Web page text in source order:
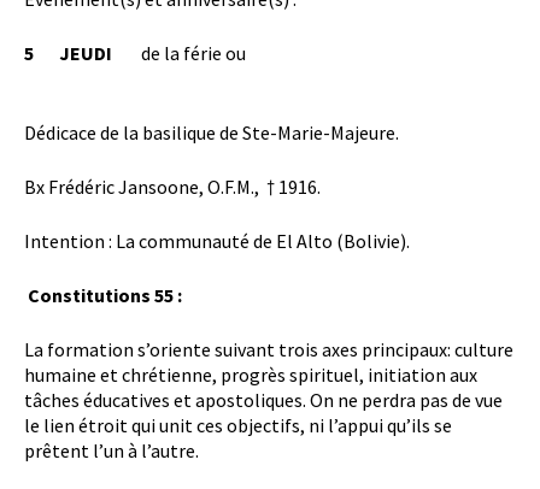
5 JEUDI de la férie ou
Dédicace de la basilique de Ste-Marie-Majeure.
Bx Frédéric Jansoone, O.F.M., † 1916.
Intention : La communauté de El Alto (Bolivie).
Constitutions 55 :
La formation s’oriente suivant trois axes principaux: culture
humaine et chrétienne, progrès spirituel, initiation aux
tâches éducatives et apostoliques. On ne perdra pas de vue
le lien étroit qui unit ces objectifs, ni l’appui qu’ils se
prêtent l’un à l’autre.